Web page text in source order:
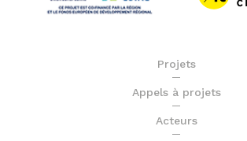
Projets
Appels à projets
Acteurs